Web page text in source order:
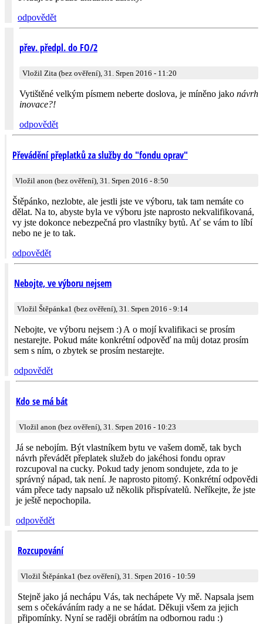
odpovědět
přev. předpl. do FO/2
Vložil Zita (bez ověření), 31. Srpen 2016 - 11:20
Vytištěné velkým písmem neberte doslova, je míněno jako návrh
inovace?!
odpovědět
Převádění přeplatků za služby do "fondu oprav"
Vložil anon (bez ověření), 31. Srpen 2016 - 8:50
Štěpánko, nezlobte, ale jestli jste ve výboru, tak tam nemáte co
dělat. Na to, abyste byla ve výboru jste naprosto nekvalifikovaná,
vy jste dokonce nebezpečná pro vlastníky bytů. Ať se vám to líbí
nebo ne je to tak.
odpovědět
Nebojte, ve výboru nejsem
Vložil Štěpánka1 (bez ověření), 31. Srpen 2016 - 9:14
Nebojte, ve výboru nejsem :) A o mojí kvalifikaci se prosím
nestarejte. Pokud máte konkrétní odpověď na můj dotaz prosím
sem s ním, o zbytek se prosím nestarejte.
odpovědět
Kdo se má bát
Vložil anon (bez ověření), 31. Srpen 2016 - 10:23
Já se nebojím. Být vlastníkem bytu ve vašem domě, tak bych
návrh převádět přeplatek služeb do jakéhosi fondu oprav
rozcupoval na cucky. Pokud tady jenom sondujete, zda to je
správný nápad, tak není. Je naprosto pitomý. Konkrétní odpovědi
vám přece tady napsalo už několik přispívatelů. Neříkejte, že jste
je ještě nepochopila.
odpovědět
Rozcupování
Vložil Štěpánka1 (bez ověření), 31. Srpen 2016 - 10:59
Stejně jako já nechápu Vás, tak nechápete Vy mě. Napsala jsem
sem s očekáváním rady a ne se hádat. Děkuji všem za jejich
připomínky. Nyní se raději obrátím na odbornou radu :)